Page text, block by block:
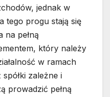
jednak w
tego progu stają się
na pełną
który należy
w ramach
zależne i
prowadzić pełną